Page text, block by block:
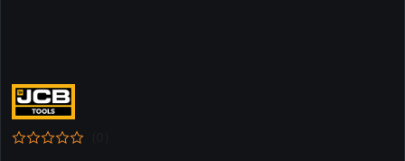
NAZWA
PRODUCENTA:
JCB